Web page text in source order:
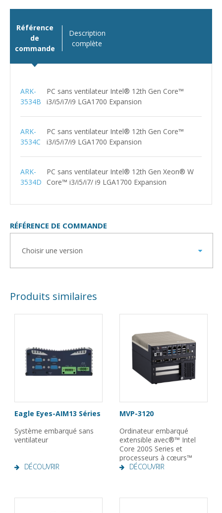
Référence
de
commande
Description
complète
ARK-
3534B
PC sans ventilateur Intel® 12th Gen Core™
i3/i5/i7/i9 LGA1700 Expansion
ARK-
3534C
PC sans ventilateur Intel® 12th Gen Core™
i3/i5/i7/i9 LGA1700 Expansion
ARK-
3534D
PC sans ventilateur Intel® 12th Gen Xeon® W
Core™ i3/i5/i7/ i9 LGA1700 Expansion
RÉFÉRENCE DE COMMANDE
Produits similaires
Eagle Eyes-AIM13 Séries
Système embarqué sans
ventilateur
DÉCOUVRIR
MVP-3120
Ordinateur embarqué
extensible avec®™ Intel
Core 200S Series et
processeurs à cœurs™
14/13/12e génération
DÉCOUVRIR